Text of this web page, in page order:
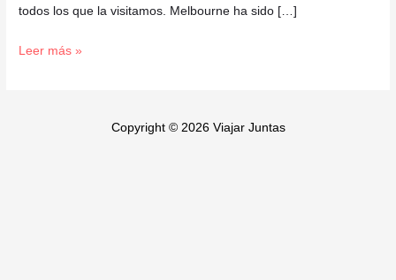
todos los que la visitamos. Melbourne ha sido […]
Leer más »
Copyright © 2026 Viajar Juntas